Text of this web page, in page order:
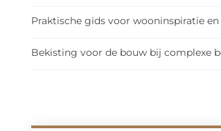
Praktische gids voor wooninspiratie
Bekisting voor de bouw bij complexe